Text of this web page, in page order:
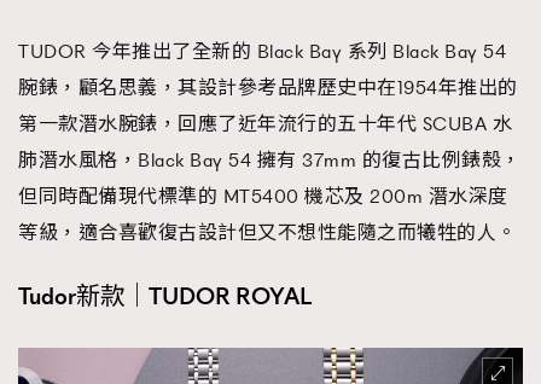
TUDOR 今年推出了全新的 Black Bay 系列 Black Bay 54
腕錶，顧名思義，其設計參考品牌歷史中在1954年推出的
第一款潛水腕錶，回應了近年流行的五十年代 SCUBA 水
肺潛水風格，Black Bay 54 擁有 37mm 的復古比例錶殼，
但同時配備現代標準的 MT5400 機芯及 200m 潛水深度
等級，適合喜歡復古設計但又不想性能隨之而犧牲的人。
Tudor新款｜TUDOR ROYAL